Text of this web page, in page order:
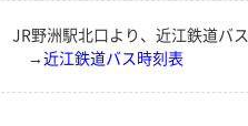
JR野洲駅北口より、近江鉄道バ
→近江鉄道バス時刻表